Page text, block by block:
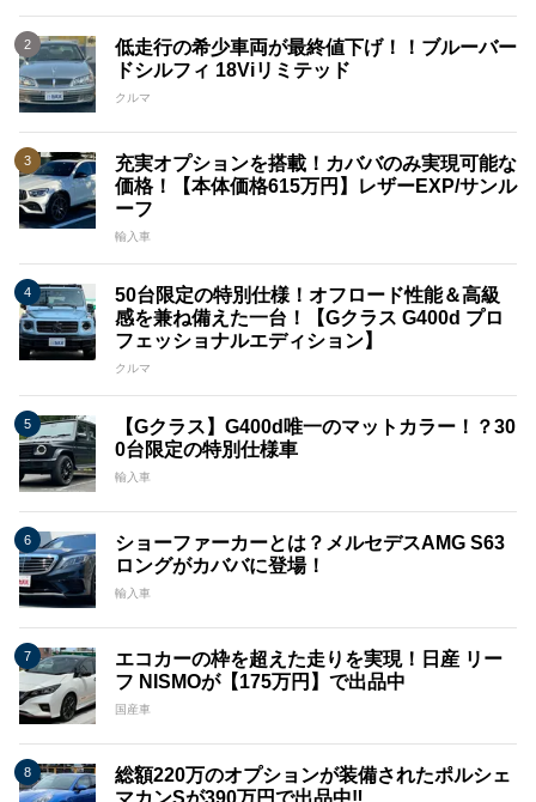
低走行の希少車両が最終値下げ！！ブルーバー
ドシルフィ 18Viリミテッド
クルマ
充実オプションを搭載！カババのみ実現可能な
価格！【本体価格615万円】レザーEXP/サンル
ーフ
輸入車
50台限定の特別仕様！オフロード性能＆高級
感を兼ね備えた一台！【Gクラス G400d プロ
フェッショナルエディション】
クルマ
【Gクラス】G400d唯一のマットカラー！？30
0台限定の特別仕様車
輸入車
ショーファーカーとは？メルセデスAMG S63
ロングがカババに登場！
輸入車
エコカーの枠を超えた走りを実現！日産 リー
フ NISMOが【175万円】で出品中
国産車
総額220万のオプションが装備されたポルシェ